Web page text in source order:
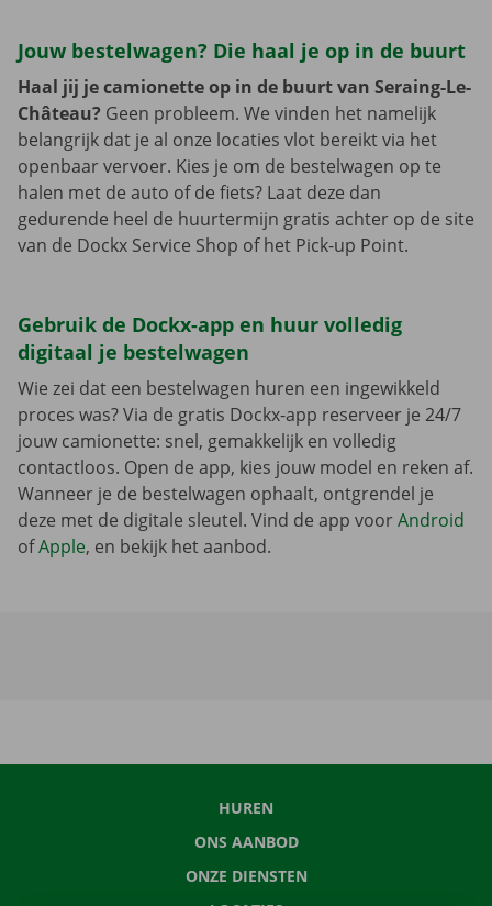
Jouw bestelwagen? Die haal je op in de buurt
Haal jij je camionette op in de buurt van Seraing-Le-
Château? Geen probleem. We vinden het namelijk
belangrijk dat je al onze locaties vlot bereikt via het
openbaar vervoer. Kies je om de bestelwagen op te
halen met de auto of de fiets? Laat deze dan
gedurende heel de huurtermijn gratis achter op de site
van de Dockx Service Shop of het Pick-up Point.
Gebruik de Dockx-app en huur volledig
digitaal je bestelwagen
Wie zei dat een bestelwagen huren een ingewikkeld
proces was? Via de gratis Dockx-app reserveer je 24/7
jouw camionette: snel, gemakkelijk en volledig
contactloos. Open de app, kies jouw model en reken af.
Wanneer je de bestelwagen ophaalt, ontgrendel je
deze met de digitale sleutel. Vind de app voorAndroid
ofApple, en bekijk het aanbod.
HUREN
ONS AANBOD
ONZE DIENSTEN